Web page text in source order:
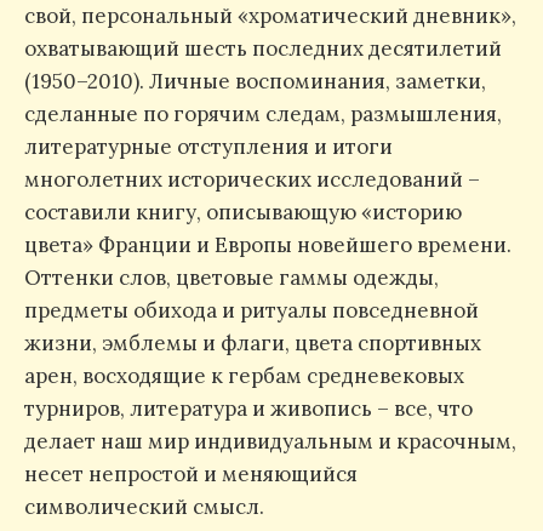
свой, персональный «хроматический дневник»,
охватывающий шесть последних десятилетий
(1950–2010). Личные воспоминания, заметки,
сделанные по горячим следам, размышления,
литературные отступления и итоги
многолетних исторических исследований –
составили книгу, описывающую «историю
цвета» Франции и Европы новейшего времени.
Оттенки слов, цветовые гаммы одежды,
предметы обихода и ритуалы повседневной
жизни, эмблемы и флаги, цвета спортивных
арен, восходящие к гербам средневековых
турниров, литература и живопись – все, что
делает наш мир индивидуальным и красочным,
несет непростой и меняющийся
символический смысл.